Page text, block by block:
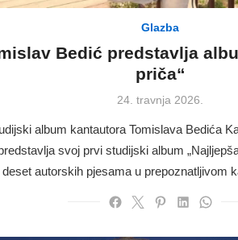
Glazba
Bedić predstavlja
priča“
Posted
24. travnja 2026.
album kantautora Tomislava Bedića
svoj prvi studijski album
deset autorskih pjesama u prepoznatljivom